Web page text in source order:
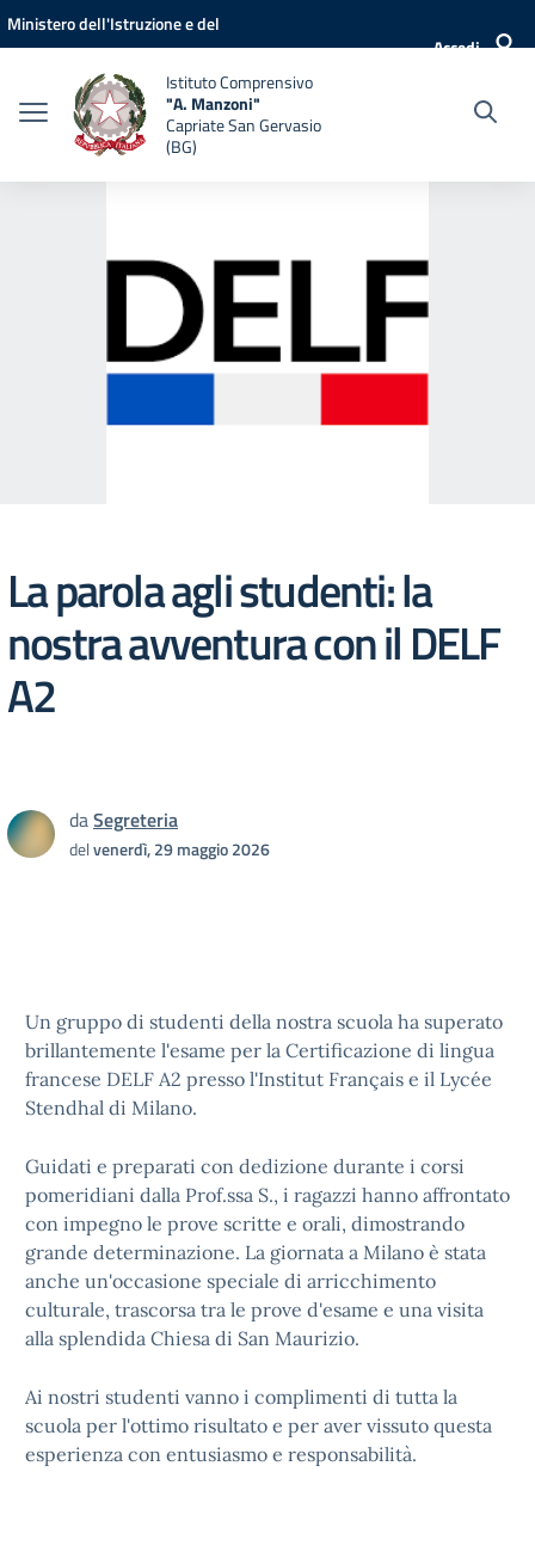
Vai ai contenuti
Vai al menu di navigazione
Vai al footer
Ministero dell'Istruzione e del
Accedi
Istituto Comprensivo
"A. Manzoni"
Capriate San Gervasio
(BG)
La parola agli studenti: la
nostra avventura con il DELF
A2
daSegreteria
delvenerdì, 29 maggio 2026
Un gruppo di studenti della nostra scuola ha superato
brillantemente l'esame per la Certificazione di lingua
francese DELF A2 presso l'Institut Français e il Lycée
Stendhal di Milano.
Guidati e preparati con dedizione durante i corsi
pomeridiani dalla Prof.ssa S., i ragazzi hanno affrontato
con impegno le prove scritte e orali, dimostrando
grande determinazione. La giornata a Milano è stata
anche un'occasione speciale di arricchimento
culturale, trascorsa tra le prove d'esame e una visita
alla splendida Chiesa di San Maurizio.
Ai nostri studenti vanno i complimenti di tutta la
scuola per l'ottimo risultato e per aver vissuto questa
esperienza con entusiasmo e responsabilità.